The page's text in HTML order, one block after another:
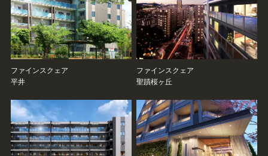
ファインスクェア
平井
ファインスクェア
聖蹟桜ヶ丘